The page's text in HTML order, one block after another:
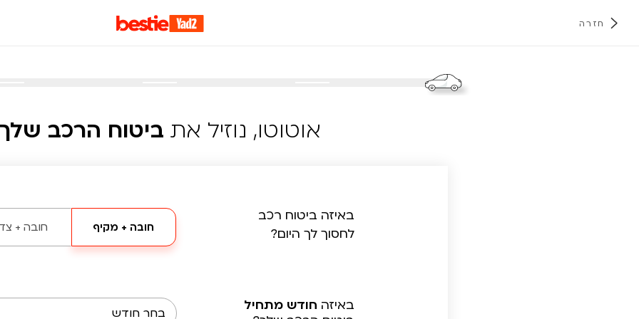
חזרה
אוטוטו, נוזיל את ביטוח הרכב
באיזה ביטוח רכב
לחסוך לך היום?
חובה + מקיף חובה +
באיזה חודש מתחיל